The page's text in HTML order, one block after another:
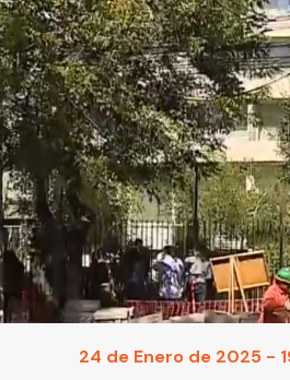
24 de Enero de 2025 -